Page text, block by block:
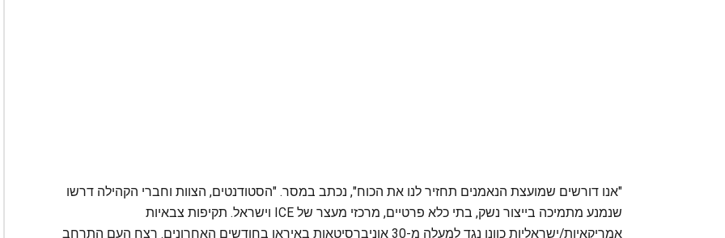
"אנו דורשים שמועצת הנאמנים תחזיר לנו את הכוח", נכתב במסר. "הסטודנטים, הצוות וחברי הקהילה דרשו
שנמנע מתמיכה בייצור נשק, בתי כלא פרטיים, מרכזי מעצר של ICE וישראל. תקיפות צבאיות
אמריקאיות/ישראליות כוונו נגד למעלה מ-30 אוניברסיטאות באיראן בחודשים האחרונים. רצח העם התרחב